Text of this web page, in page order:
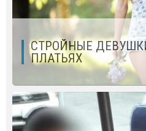
СТРОЙНЫЕ
ПЛАТЬЯХ